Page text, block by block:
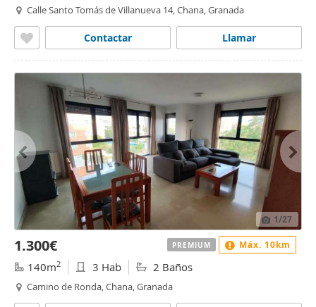
Calle Santo Tomás de Villanueva 14, Chana, Granada
Llamar
Contactar
1/27
1.300€
140m2 3 Hab 2 Baños
Camino de Ronda, Chana, Granada
PREMIUM Máx. 10km